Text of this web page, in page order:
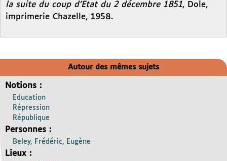
la suite du coup d’Etat du 2 décembre 1851, Dole,
imprimerie Chazelle, 1958.
Autour des mêmes sujets
Notions :
Education
Répression
République
Personnes :
Beley, Frédéric, Eugène
Lieux :